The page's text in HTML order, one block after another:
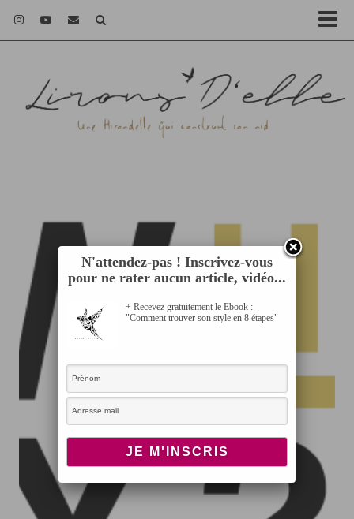
N'attendez-pas ! Inscrivez-vous
pour ne rater aucun article, vidéo...
+ Recevez gratuitement le Ebook :
"Comment trouver son style en 8 étapes"